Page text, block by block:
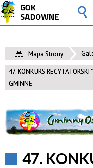
Mapa Strony
47. KONKURS RECYTATORSKI
GMINNE
47.